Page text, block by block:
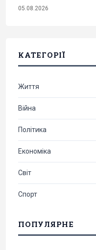
05.08.2026
КАТЕГОРІЇ
Життя
Війна
Політика
Економіка
Світ
Спорт
ПОПУЛЯРНЕ